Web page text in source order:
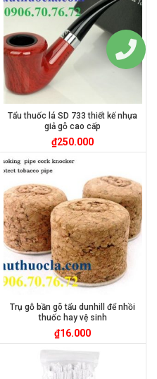
Tẩu thuốc lá SD 733 thiết kế nhựa
giả gỗ cao cấp
₫250.000
Trụ gỗ bần gõ tẩu dunhill để nhồi
thuốc hay vệ sinh
₫16.000